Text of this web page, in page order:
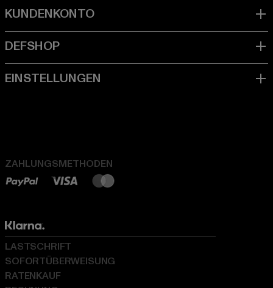
ZAHLUNGSMETHODEN
LASTSCHRIFT
SOFORTÜBERWEISUNG
RATENKAUF